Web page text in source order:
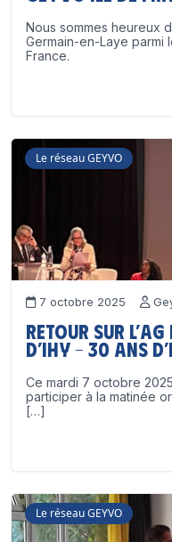
Nous sommes heureux
Germain-en-Laye parmi
France.
Le réseau GEYVO
7 octobre 2025
Retour sur
d’IHY – 30 ans
Ce mardi 7 octobre
participer à la matinée
[…]
Le réseau GEYVO